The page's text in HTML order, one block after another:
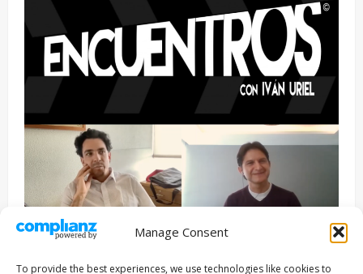
Manage Consent
To provide the best experiences, we use technologies like cookies to
Entrevista Series